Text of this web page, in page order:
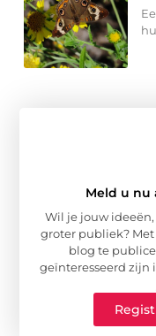
Meld u nu
Wil je jouw
groter publiek?
blog te
geïnteresseerd zijn